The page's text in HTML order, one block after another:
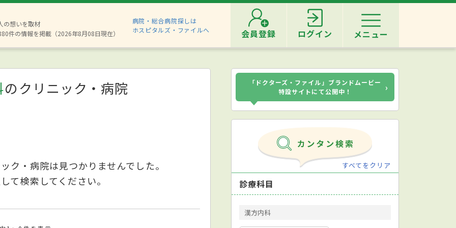
の想いを取材
件の情報を掲載（2026年8月08日現在）
病院・総合病院探しは
ホスピタルズ・ファイルへ
会員登録 ログイン メニュー
のクリニック・病院
ク・病院は見つかりませんでした。
て検索してください。
「ドクターズ・ファイル」ブランドムービー
特設サイトにて公開中！
›
すべてをクリア
診療科目
漢方内科